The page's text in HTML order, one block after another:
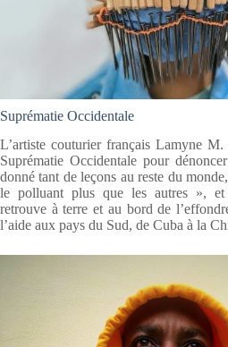
Suprématie Occidentale
L’artiste couturier français Lamyne
Suprématie Occidentale pour
donné tant de leçons au reste du
le polluant plus que les autres »,
retrouve à terre et au bord de
l’aide aux pays du Sud, de Cuba à la